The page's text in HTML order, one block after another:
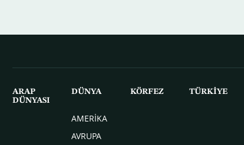
ARAP
DÜNYASI
DÜNYA
AMERİKA
AVRUPA
KÖRFEZ TÜRKİYE